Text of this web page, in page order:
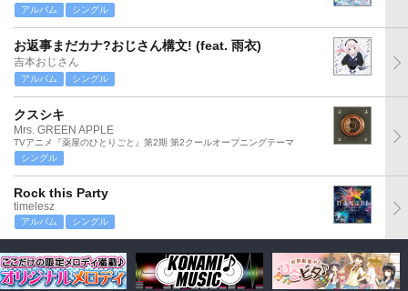
アルバム シングル
お返事まだカナ?おじさん構文! (feat. 雨衣)
吉本おじさん
アルバム シングル
クスシキ
Mrs. GREEN APPLE
TVアニメ『薬屋のひとりごと』第2期 第2クールオープニングテーマ
シングル
Rock this Party
timelesz
アルバム シングル